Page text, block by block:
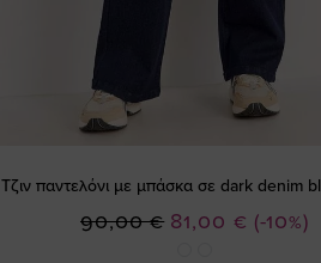
Τζιν παντελόνι με μπάσκα σε dark denim
(-10%)
Ειδική
81,00 €
90,00 €